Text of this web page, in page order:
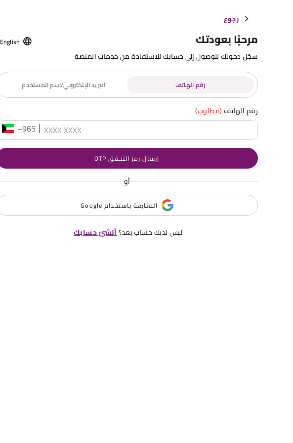
رجوع
مرحبًا بعودتك English
سجّل دخولك للوصول إلى حسابك للاستفادة من خدمات المنصة
رقم الهاتف البريد الإلكتروني/اسم المستخدم
رقم الهاتف(مطلوب)
+965
إرسال رمز التحقق OTP
أو
المتابعة باستخدام Google
ليس لديك حساب بعد؟أنشئ حسابك